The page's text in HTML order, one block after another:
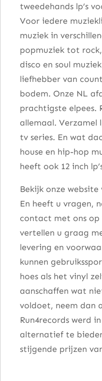
tweedehands lp’s
Voor iedere
muziek in
popmuziek tot
disco en soul
liefhebber van
bodem. Onze NL
prachtigste elpees.
allemaal. Verzamel
tv series. En wat
house en hip-hop
heeft ook 12 inch
Bekijk onze
En heeft u vragen,
contact met ons op
vertellen u graag
levering en
kunnen
hoes als het vinyl
aanschaffen wat
voldoet, neem dan
Run4records werd
alternatief te
stijgende prijzen